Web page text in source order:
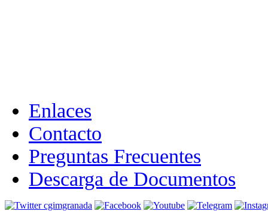
Enlaces
Contacto
Preguntas Frecuentes
Descarga de Documentos